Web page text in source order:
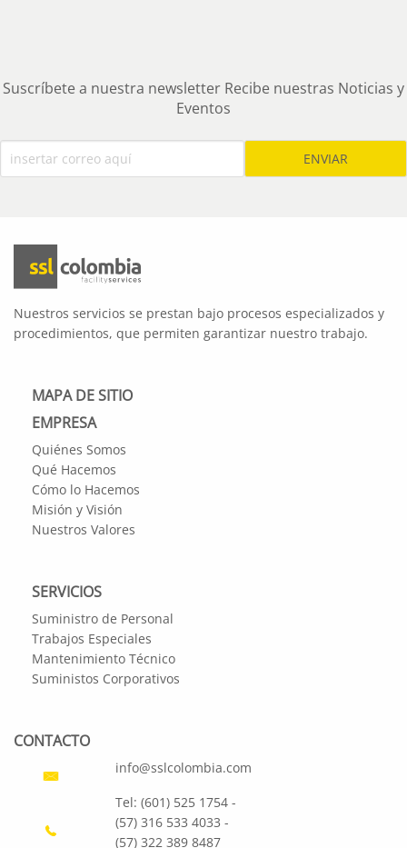
Suscríbete a nuestra newsletter Recibe nuestras Noticias y
Eventos
Nuestros servicios se prestan bajo procesos especializados y
procedimientos, que permiten garantizar nuestro trabajo.
MAPA DE SITIO
EMPRESA
Quiénes Somos
Qué Hacemos
Cómo lo Hacemos
Misión y Visión
Nuestros Valores
SERVICIOS
Suministro de Personal
Trabajos Especiales
Mantenimiento Técnico
Suministos Corporativos
CONTACTO
info@sslcolombia.com
Tel: (601) 525 1754 -
(57) 316 533 4033 -
(57) 322 389 8487